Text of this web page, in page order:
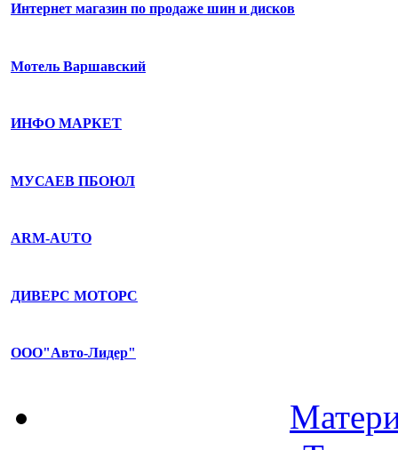
Интернет магазин по продаже шин и дисков
Мотель Варшавский
ИНФО МАРКЕТ
МУСАЕВ ПБОЮЛ
ARM-AUTO
ДИВЕРС МОТОРС
ООО"Авто-Лидер"